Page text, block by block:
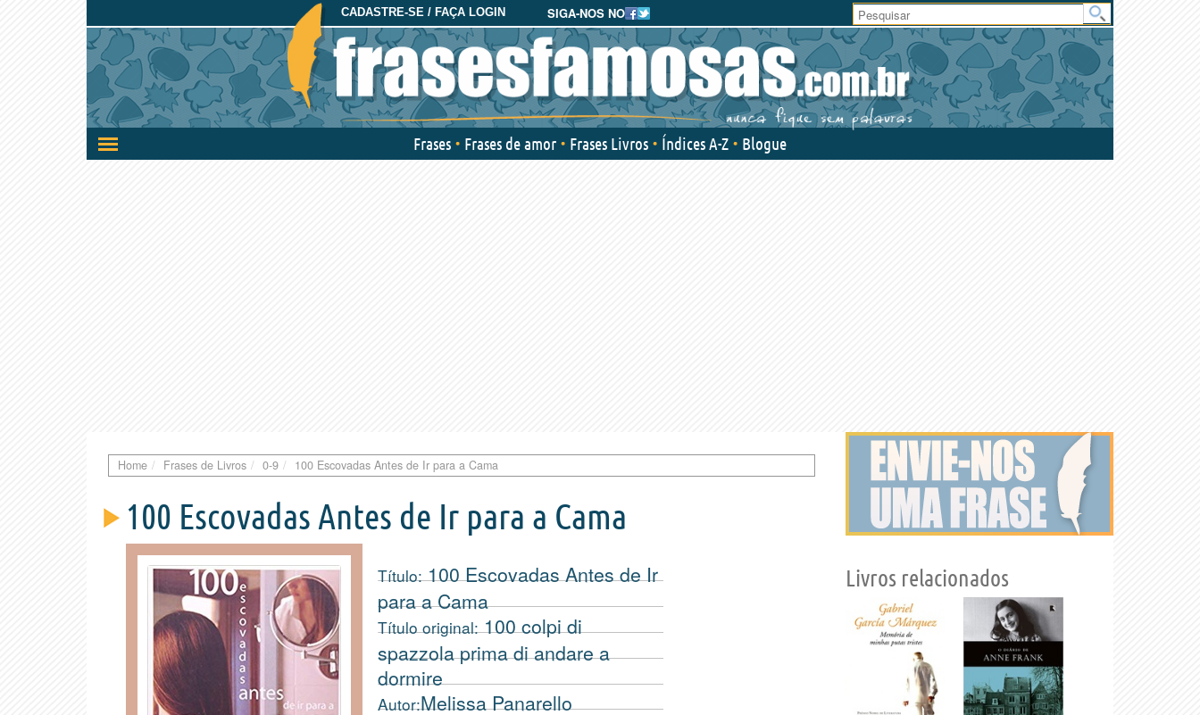
SIGA-NOS NO
CADASTRE-SE / FAÇA LOGIN
Ativar/desativar
a
Área
do
Usuário
Frases Frases de amor Frases Livros Índices A-Z Blogue
Home Frases de Livros 0-9 100 Escovadas Antes de Ir para a Cama
100 Escovadas Antes de Ir para a Cama
Título:100 Escovadas Antes de Ir
para a Cama
Título original:100 colpi di
spazzola prima di andare a
dormire
Autor:Melissa Panarello
Livros relacionados